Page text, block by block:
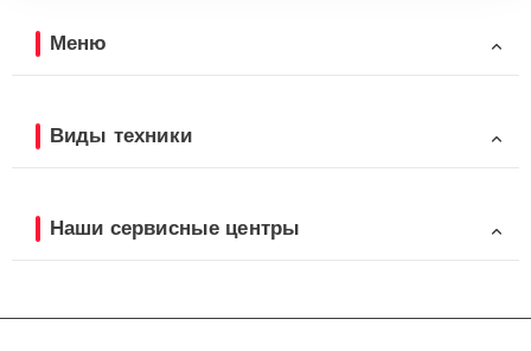
Меню
Виды техники
Наши сервисные центры